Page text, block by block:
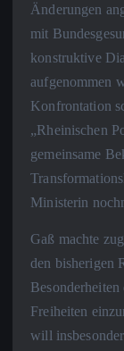
Änderungen
mit
konstruktive
aufgenommen
Konfrontation
„Rheinischen
gemeinsame
Ministerin
Gaß machte
den bisherigen
Freiheiten
will